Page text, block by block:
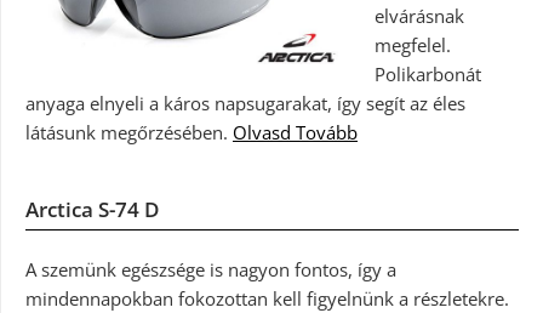
elvárásnak
megfelel.
Polikarbonát
anyaga elnyeli a káros napsugarakat, így segít az éles
látásunk megőrzésében. Olvasd Tovább
Arctica S-74 D
A szemünk egészsége is nagyon fontos, így a
mindennapokban fokozottan kell figyelnünk a részletekre.